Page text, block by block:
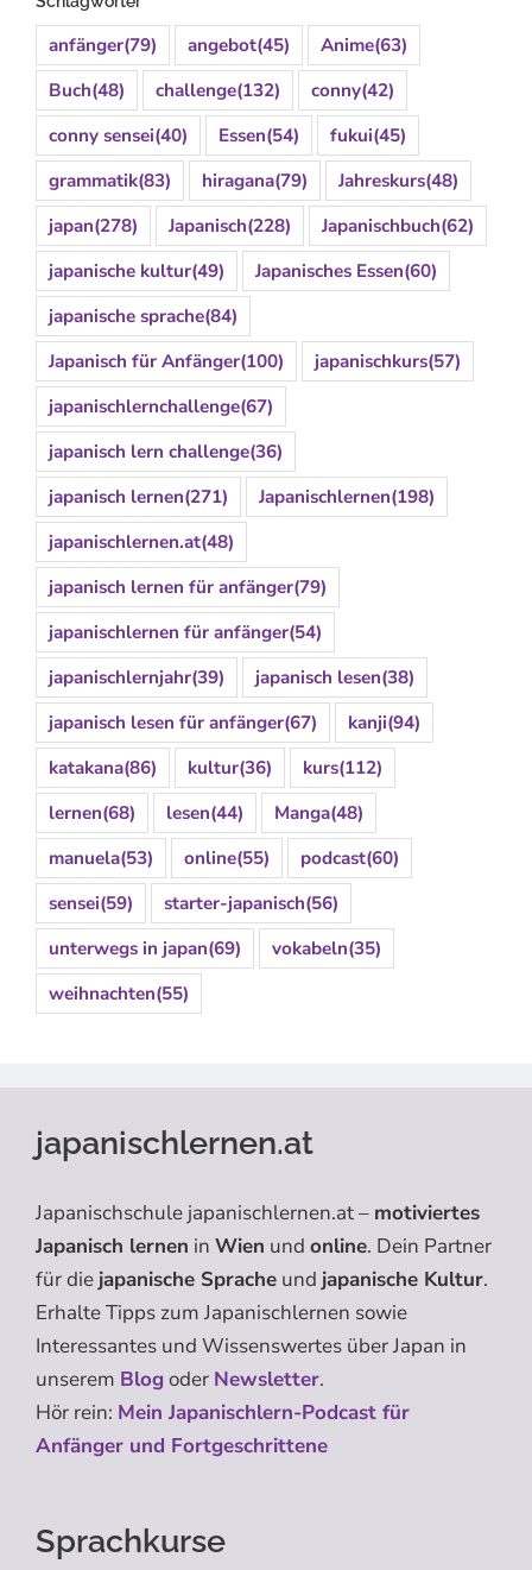
anfänger(79) angebot(45) Anime(63)
Buch(48) challenge(132) conny(42)
conny sensei(40) Essen(54) fukui(45)
grammatik(83) hiragana(79) Jahreskurs(48)
japan(278) Japanisch(228) Japanischbuch(62)
japanische kultur(49) Japanisches Essen(60)
japanische sprache(84)
Japanisch für Anfänger(100) japanischkurs(57)
japanischlernchallenge(67)
japanisch lern challenge(36)
japanisch lernen(271) Japanischlernen(198)
japanischlernen.at(48)
japanisch lernen für anfänger(79)
japanischlernen für anfänger(54)
japanischlernjahr(39) japanisch lesen(38)
japanisch lesen für anfänger(67) kanji(94)
katakana(86) kultur(36) kurs(112)
lernen(68) lesen(44) Manga(48)
manuela(53) online(55) podcast(60)
sensei(59) starter-japanisch(56)
unterwegs in japan(69) vokabeln(35)
weihnachten(55)
japanischlernen.at
Japanischschule japanischlernen.at – motiviertes
Japanisch lernen in Wien und online. Dein Partner
für die japanische Sprache und japanische Kultur.
Erhalte Tipps zum Japanischlernen sowie
Interessantes und Wissenswertes über Japan in
unserem Blogoder Newsletter.
Hör rein: Mein Japanischlern-Podcast für
Anfänger und Fortgeschrittene
Sprachkurse